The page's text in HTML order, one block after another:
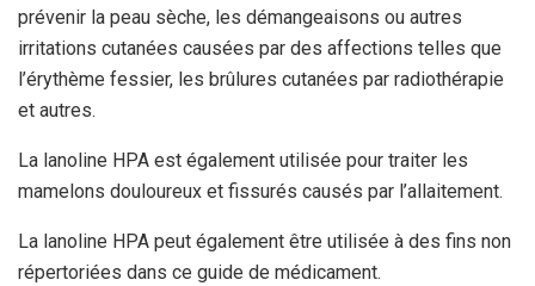
prévenir la peau sèche, les démangeaisons ou autres
irritations cutanées causées par des affections telles que
l’érythème fessier, les brûlures cutanées par radiothérapie
et autres.
La lanoline HPA est également utilisée pour traiter les
mamelons douloureux et fissurés causés par l’allaitement.
La lanoline HPA peut également être utilisée à des fins non
répertoriées dans ce guide de médicament.